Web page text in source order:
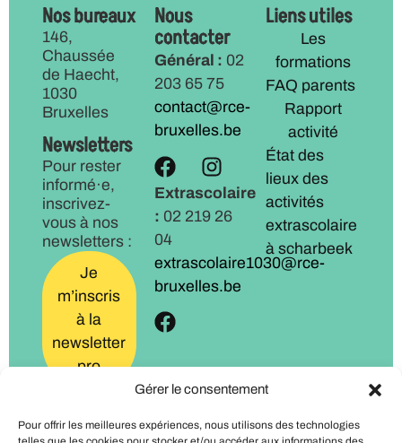
Gérer le consentement
Pour offrir les meilleures expériences, nous utilisons des technologies
Nos bureaux
146,
Chaussée
de Haecht,
1030
Bruxelles
Newsletters
Pour rester
informé·e,
inscrivez-
vous à nos
newsletters :
Je
m’inscris
à la
newsletter
pro
m’inscris
Nous
contacter
Général : 02
203 65 75
contact@rce-
bruxelles.be
Extrascolaire
: 02 219 26
04
extrascolaire1030@rce-
bruxelles.be
Liens utiles
Les
formations
FAQ parents
Rapport
activité
État des
lieux des
activités
extrascolaire
à scharbeek